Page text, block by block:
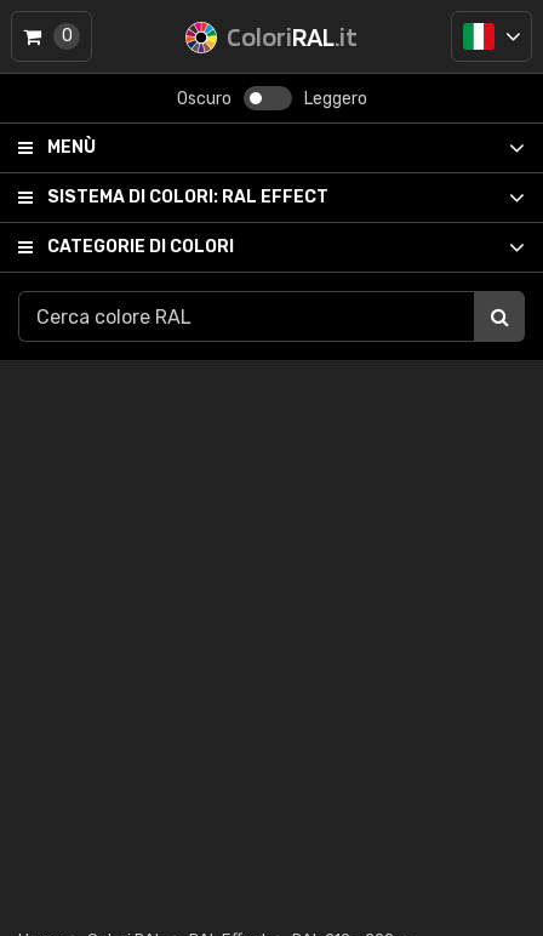
ColoriRAL.it
Oscuro Leggero
MENÙ
SISTEMA DI COLORI: RAL EFFECT
CATEGORIE DI COLORI
0